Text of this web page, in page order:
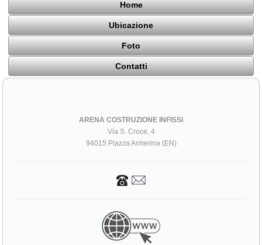
Home
Ubicazione
Foto
Contatti
ARENA COSTRUZIONE INFISSI
Via S. Croce, 4
94015 Piazza Armerina (EN)